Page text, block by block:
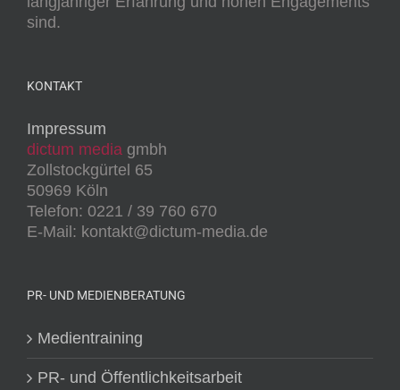
sind.
KONTAKT
Impressum
dictum media gmbh
Zollstockgürtel 65
50969 Köln
Telefon: 0221 / 39 760 670
E-Mail: kontakt@dictum-media.de
PR- UND MEDIENBERATUNG
Medientraining
PR- und Öffentlichkeitsarbeit